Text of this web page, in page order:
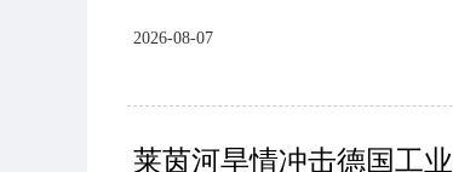
2026-08-07
莱茵河旱情冲击德国工业